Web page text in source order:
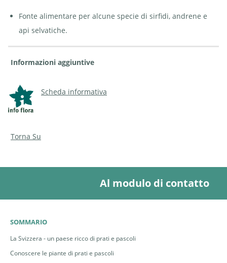
Fonte alimentare per alcune specie di sirfidi, andrene e
api selvatiche.
Informazioni aggiuntive
Scheda informativa
Torna Su
Al modulo di contatto
SOMMARIO
La Svizzera - un paese ricco di prati e pascoli
Conoscere le piante di prati e pascoli